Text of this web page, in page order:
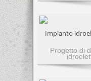
Impianto
Progetto di